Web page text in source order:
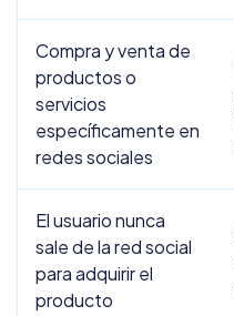
Compra y venta de
productos o
servicios
específicamente en
redes sociales
El usuario nunca
sale de la red social
para adquirir el
producto